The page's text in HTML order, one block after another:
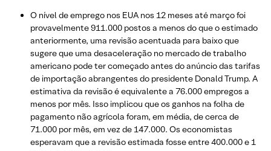
O nível de emprego nos EUA nos 12 meses até março foi
provavelmente 911.000 postos a menos do que o estimado
anteriormente, uma revisão acentuada para baixo que
sugere que uma desaceleração no mercado de trabalho
americano pode ter começado antes do anúncio das tarifas
de importação abrangentes do presidente Donald Trump. A
estimativa da revisão é equivalente a 76.000 empregos a
menos por mês. Isso implicou que os ganhos na folha de
pagamento não agrícola foram, em média, de cerca de
71.000 por mês, em vez de 147.000. Os economistas
esperavam que a revisão estimada fosse entre 400.000 e 1